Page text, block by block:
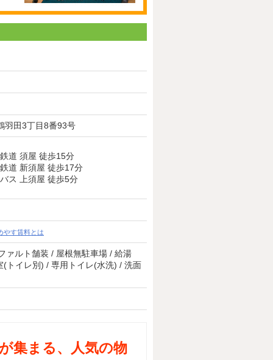
羽田3丁目8番93号
道 須屋 徒歩15分
道 新須屋 徒歩17分
ス 上須屋 徒歩5分
やす賃料とは
ァルト舗装 / 屋根無駐車場 / 給湯
トイレ別) / 専用トイレ(水洗) / 洗面
集まる、人気の物